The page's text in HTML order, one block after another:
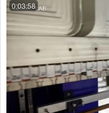
0:03:58